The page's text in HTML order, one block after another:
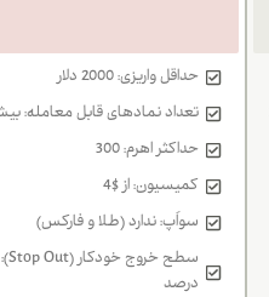
حداقل واریزی: 2000 دلار
تعداد نمادهای قابل معامله: بیش
حداکثر اهرم: 300
کمیسیون: از $4
سواَپ: ندارد (طلا و فارکس)
درصد